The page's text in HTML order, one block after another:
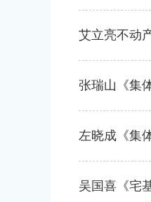
艾立亮不动
张瑞山《集
左晓成《集
吴国喜《宅